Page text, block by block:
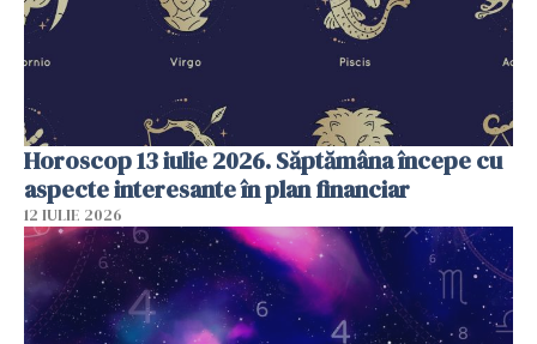
Horoscop 13 iulie 2026. Săptămâna începe cu
aspecte interesante în plan financiar
12 IULIE 2026